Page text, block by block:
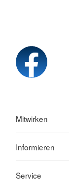
Mitwirken
Informieren
Service